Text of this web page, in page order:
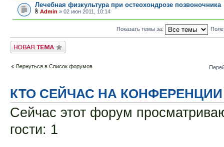
Лечебная физкультура при остеохондрозе позвоночника
Admin » 02 июн 2011, 10:14
Показать темы за:
Новая тема
Вернуться в Список форумов
КТО СЕЙЧАС НА КОНФЕРЕНЦИИ
Сейчас этот форум
гости: 1